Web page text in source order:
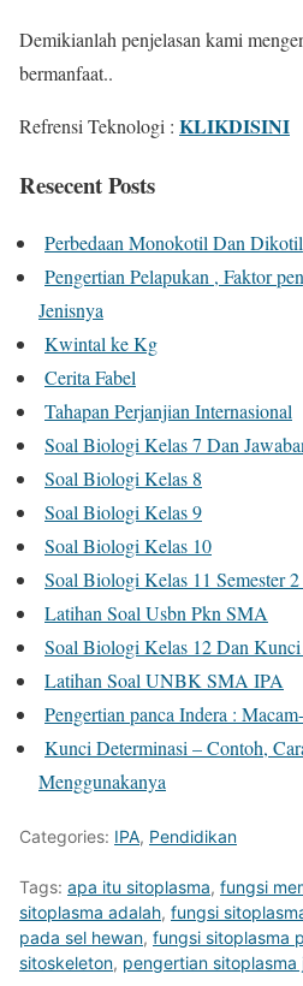
Demikianlah penjelasan kami
bermanfaat..
Refrensi Teknologi : KLIKDISINI
Resecent Posts
Perbedaan Monokotil Dan Dikotil
Pengertian Pelapukan , Faktor
Jenisnya
Kwintal ke Kg
Cerita Fabel
Tahapan Perjanjian Internasional
Soal Biologi Kelas 7 Dan
Soal Biologi Kelas 8
Soal Biologi Kelas 9
Soal Biologi Kelas 10
Soal Biologi Kelas 11 Semester
Latihan Soal Usbn Pkn SMA
Soal Biologi Kelas 12 Dan Kunci
Latihan Soal UNBK SMA IPA
Pengertian panca Indera :
Kunci Determinasi – Contoh,
Menggunakanya
Categories: IPA, Pendidikan
Tags: apa itu sitoplasma, fungsi
sitoplasma adalah, fungsi
pada sel hewan, fungsi sitoplasma
sitoskeleton, pengertian sitoplasma